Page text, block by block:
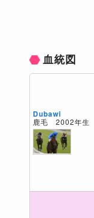
血統図
Dubawi
鹿毛 2002年生